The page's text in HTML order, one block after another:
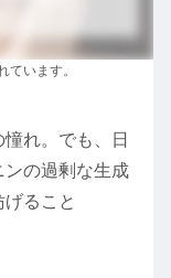
います。
れ。でも、日
の過剰な生成
ること